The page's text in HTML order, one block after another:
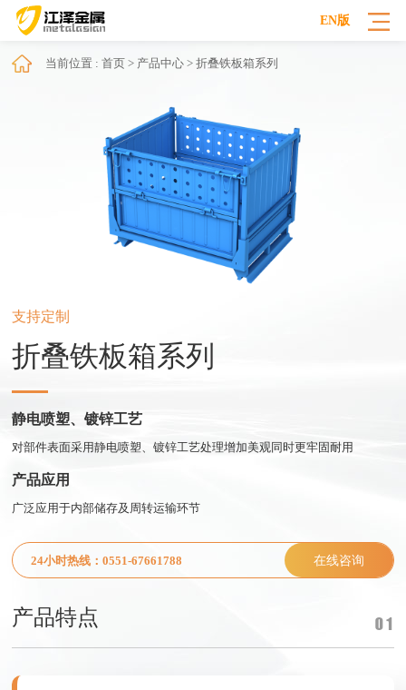
EN版
当前位置 : 首页 > 产品中心 > 折叠铁板箱系列
支持定制
折叠铁板箱系列
静电喷塑、镀锌工艺
对部件表面采用静电喷塑、镀锌工艺处理增加美观同时更牢固耐用
产品应用
广泛应用于内部储存及周转运输环节
24小时热线：0551-67661788 在线咨询
产品特点 01